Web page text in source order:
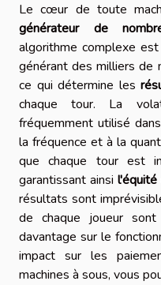
Le cœur de toute
générateur de
algorithme complexe
générant des milliers de
ce qui détermine les
chaque tour. La
fréquemment utilisé
la fréquence et à la
que chaque tour est
garantissant ainsi l'équité
résultats sont
de chaque joueur
davantage sur le
impact sur les
machines à sous, vous